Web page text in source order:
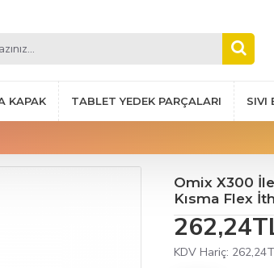
KAPAK TABLET YEDEK PARÇALARI SIVI
Omix X300
Kısma Flex
KDV Hariç: